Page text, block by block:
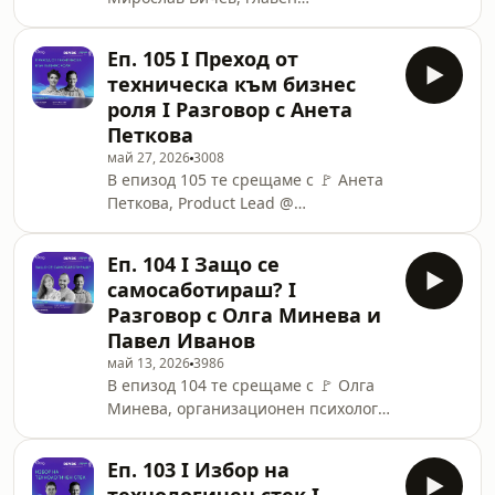
технологичен журналист и автор в
секцията Digest на DEV.BG,
разговарят за 👉 българския IT
сектор през 90-те години на XX в., за
трансформацията на българската
компания БОРИКА и как постигат
качество.00:00 - Интро02:46 - Как
изглеждаше ИТ секторът в България
през 90-те?08:01 - Професионалн
Еп. 105 I Преход от
техническа към бизнес
роля I Разговор с Анета
Петкова
май 27, 20263008
В епизод 105 те срещаме с 🚩 Анета
Петкова, Product Lead @
разговарят за 👉 прехода от
техническа към бизнес роля,
развитието в IT индустрията и
уменията, нужни за успешна
кариера в продуктов екип.00:00 -
Интро: Вечната война между
продуктови хора и
програмисти04:49 - Съвети за
намиране на първа работа в
ИТ09:34 - Нужен ли е талант за QA
Еп. 104 I Защо се
самосаботираш? I
Разговор с Олга Минева и
Павел Иванов
май 13, 20263986
В епизод 104 те срещаме с 🚩 Олга
Минева, организационен психолог,
Иванов, Senior Customer Marketing
Еп. 103 I Избор на